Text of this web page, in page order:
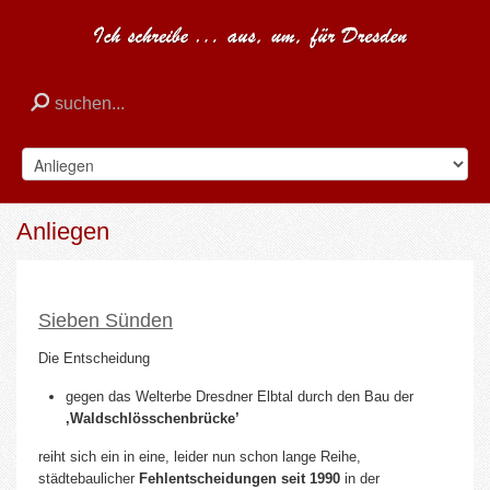
Anliegen
Sieben Sünden
Die Entscheidung
gegen das Welterbe Dresdner Elbtal durch den Bau der
‚Waldschlösschenbrücke’
reiht sich ein in eine, leider nun schon lange Reihe,
städtebaulicher Fehlentscheidungen seit 1990 in der